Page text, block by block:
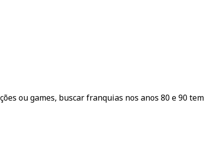
ou games, buscar franquias nos anos 80 e 90 tem